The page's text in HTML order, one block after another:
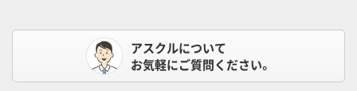
アスクルについて
お気軽にご質問ください。